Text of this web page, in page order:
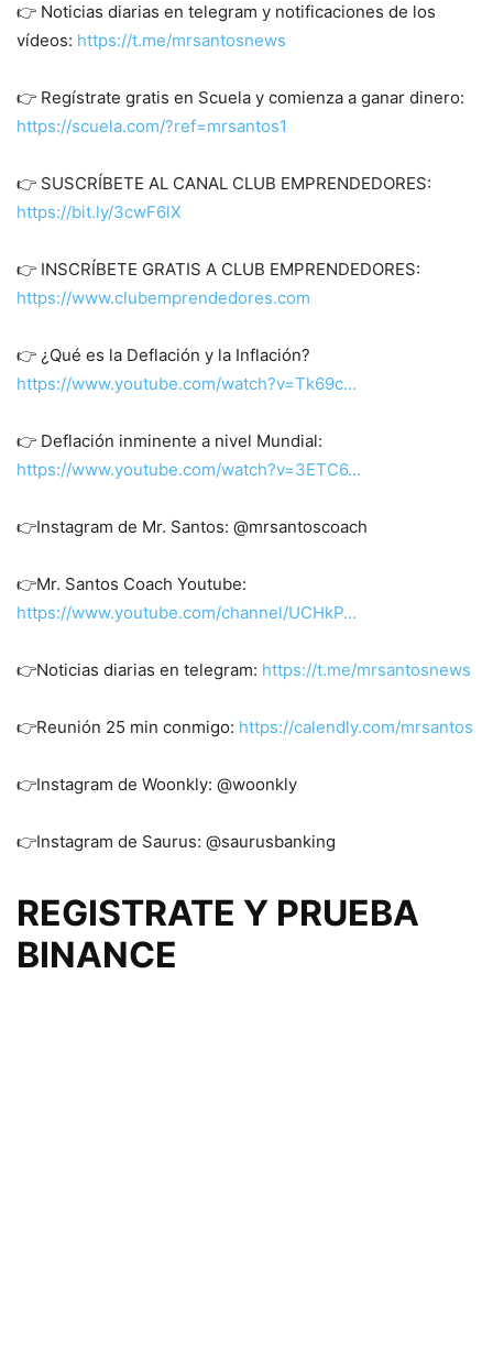
👉 Noticias diarias en telegram y notificaciones de los
vídeos: https://t.me/mrsantosnews
👉 Regístrate gratis en Scuela y comienza a ganar dinero:
https://scuela.com/?ref=mrsantos1
👉 SUSCRÍBETE AL CANAL CLUB EMPRENDEDORES:
https://bit.ly/3cwF6lX
👉 INSCRÍBETE GRATIS A CLUB EMPRENDEDORES:
https://www.clubemprendedores.com
👉 ¿Qué es la Deflación y la Inflación?
https://www.youtube.com/watch?v=Tk69c…
👉 Deflación inminente a nivel Mundial:
https://www.youtube.com/watch?v=3ETC6…
👉Instagram de Mr. Santos: @mrsantoscoach
👉Mr. Santos Coach Youtube:
https://www.youtube.com/channel/UCHkP…
👉Noticias diarias en telegram: https://t.me/mrsantosnews
👉Reunión 25 min conmigo: https://calendly.com/mrsantos
👉Instagram de Woonkly: @woonkly
👉Instagram de Saurus: @saurusbanking
REGISTRATE Y PRUEBA
BINANCE